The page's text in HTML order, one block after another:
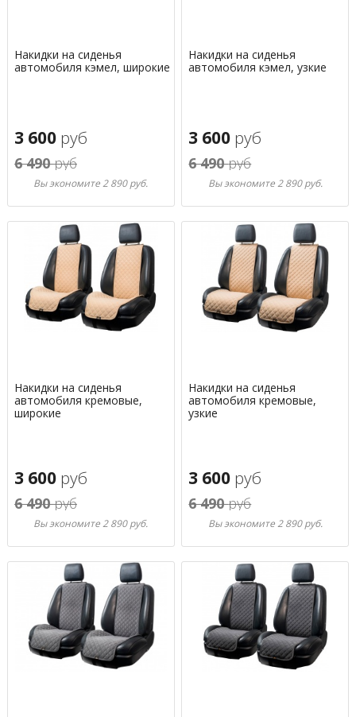
Накидки на сиденья
автомобиля кэмел, широкие
3 600 руб
6 490руб
Вы экономите 2 890 руб.
Накидки на сиденья
автомобиля кэмел, узкие
3 600 руб
6 490руб
Вы экономите 2 890 руб.
Накидки на сиденья
автомобиля кремовые,
широкие
3 600 руб
6 490руб
Вы экономите 2 890 руб.
Накидки на сиденья
автомобиля кремовые,
узкие
3 600 руб
6 490руб
Вы экономите 2 890 руб.